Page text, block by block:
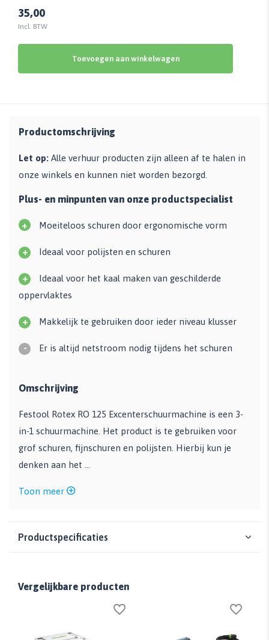
35,00
Incl. BTW
Toevoegen aan winkelwagen
Productomschrijving
Let op: Alle verhuur producten zijn alleen af te halen in
onze winkels en kunnen niet worden bezorgd.
Plus- en minpunten van onze productspecialist
+ Moeiteloos schuren door ergonomische vorm
+ Ideaal voor polijsten en schuren
+
Ideaal voor het kaal maken van geschilderde
oppervlaktes
+ Makkelijk te gebruiken door ieder niveau klusser
- Er is altijd netstroom nodig tijdens het schuren
Omschrijving
Festool Rotex RO 125 Excenterschuurmachine is een 3-
in-1 schuurmachine. Het product is te gebruiken voor
grof schuren, fijnschuren en polijsten. Hierbij kun je
denken aan het ...
Toon meer
Productspecificaties
Vergelijkbare producten